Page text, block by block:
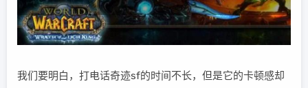
我们要明白，打电话奇迹sf的时间不长，但是它的卡顿感却